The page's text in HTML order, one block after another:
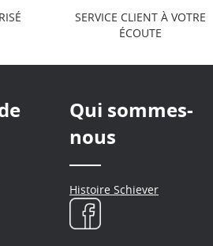
SERVICE CLIENT À VOTRE
ÉCOUTE
Qui sommes-
nous
Histoire Schiever